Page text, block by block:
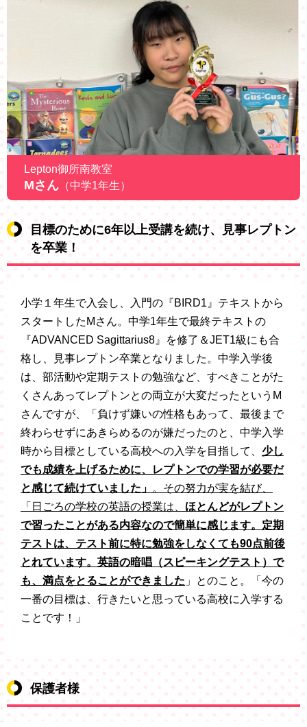
Lepton御所南教室
Mさん （中学1年生）
目標のために6年以上受講を続け、見事レプトン
を卒業！
小学１年生で入会し、入門の『BIRD1』テキストから
スタートしたMさん。中学1年生で最終テキストの
『ADVANCED Sagittarius8』を修了＆JET1級にも合
格し、見事レプトン卒業となりました。中学入学後
は、部活動や定期テストの勉強など、すべきことがた
くさんあってレプトンとの両立が大変だったというM
さんですが、「負けず嫌いの性格もあって、最後まで
終わらせずにあきらめるのが嫌だったのと、中学入学
時から目標としている高校への入学を目指して、 少し
でも成績を上げるために、レプトンでの学習が必要だ
と感じて続けていました」 。その努力が実を結び、
「日ごろの学校の英語の授業は、 ほとんどがレプトン
で習ったことがある内容なので簡単に感じます。定期
テストは、テスト前に特に勉強をしなくても90点前後
とれています。英語の暗唱（スピーキングテスト）で
も、満点をとることができました 」とのこと。「今の
一番の目標は、行きたいと思っている高校に入学する
ことです！」
保護者様